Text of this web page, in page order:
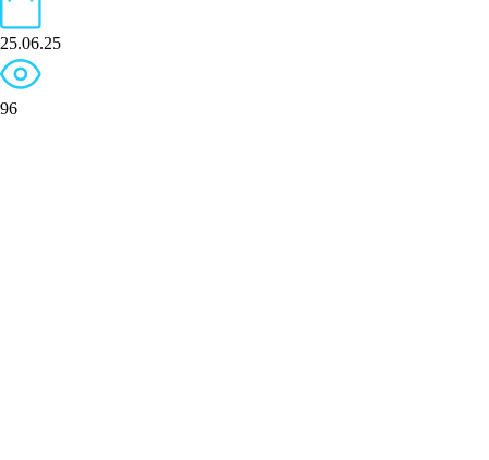
25.06.25
96